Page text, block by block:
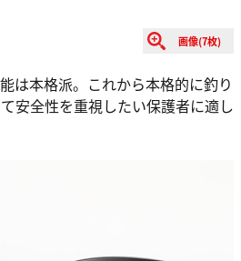
画像(7枚)
は本格派。これから本格的に釣り
安全性を重視したい保護者に適し